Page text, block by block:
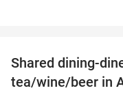
Shared dining-
tea/wine/beer in